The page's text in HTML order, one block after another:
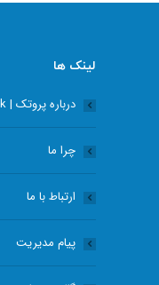
لینک ها
درباره پروتک | ProTek
چرا ما
ارتباط با ما
پیام مدیریت